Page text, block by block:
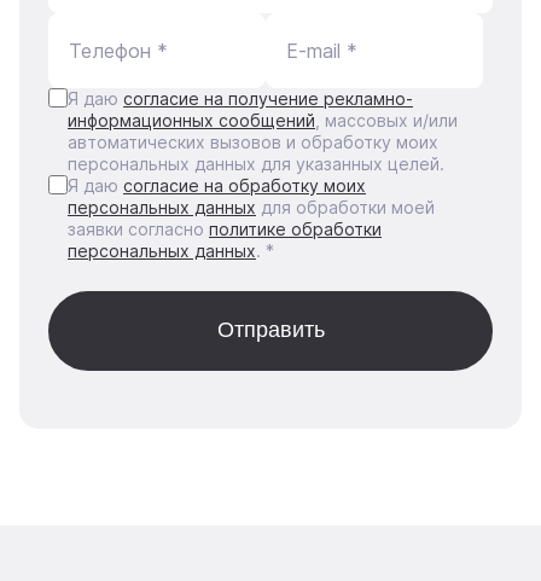
Телефон * E-mail *
Я даю согласие на получение рекламно-
информационных сообщений , массовых и/или
автоматических вызовов и обработку моих
персональных данных для указанных целей.
Я даю согласие на обработку моих
персональных данных для обработки моей
заявки согласно политике обработки
персональных данных. *